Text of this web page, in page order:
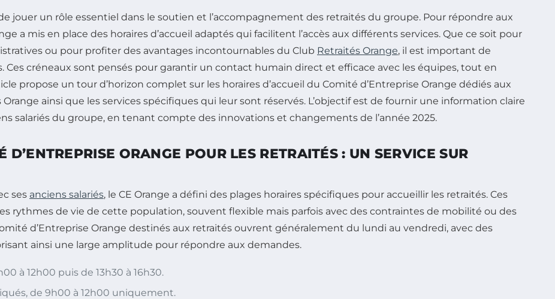
jouer un rôle essentiel dans le soutien et l’accompagnement des retraités du groupe. Pour répondre aux
a mis en place des horaires d’accueil adaptés qui facilitent l’accès aux différents services. Que ce soit pour
ou pour profiter des avantages incontournables du Club Retraités Orange, il est important de
Ces créneaux sont pensés pour garantir un contact humain direct et efficace avec les équipes, tout en
propose un tour d’horizon complet sur les horaires d’accueil du Comité d’Entreprise Orange dédiés aux
Orange ainsi que les services spécifiques qui leur sont réservés. L’objectif est de fournir une information claire
salariés du groupe, en tenant compte des innovations et changements de l’année 2025.
D’ENTREPRISE ORANGE POUR LES RETRAITÉS : UN SERVICE SUR
ses anciens salariés, le CE Orange a défini des plages horaires spécifiques pour accueillir les retraités. Ces
rythmes de vie de cette population, souvent flexible mais parfois avec des contraintes de mobilité ou des
d’Entreprise Orange destinés aux retraités ouvrent généralement du lundi au vendredi, avec des
ainsi une large amplitude pour répondre aux demandes.
à 12h00 puis de 13h30 à 16h30.
de 9h00 à 12h00 uniquement.